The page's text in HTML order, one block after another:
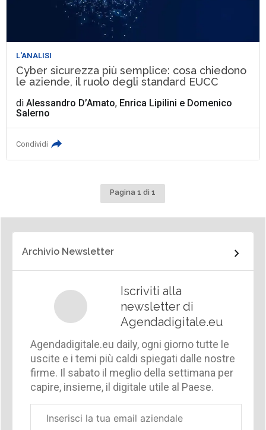
L'ANALISI
Cyber sicurezza più semplice: cosa chiedono
le aziende, il ruolo degli standard EUCC
diAlessandro D’Amato, Enrica Lipilini e Domenico
Salerno
Condividi
Pagina 1 di 1
Archivio Newsletter
Iscriviti alla
newsletter di
Agendadigitale.eu
Agendadigitale.eu daily, ogni giorno tutte le
uscite e i temi più caldi spiegati dalle nostre
firme. Il sabato il meglio della settimana per
capire, insieme, il digitale utile al Paese.
aziendale